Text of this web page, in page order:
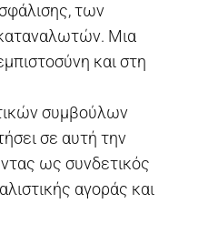
των
Μια
και στη
συμβούλων
σε αυτή την
ως συνδετικός
αγοράς και